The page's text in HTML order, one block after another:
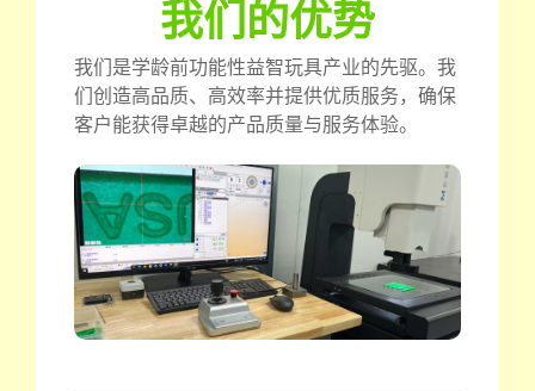
我们的优势
我们是学龄前功能性益智玩具产业的先驱。我
们创造高品质、高效率并提供优质服务，确保
客户能获得卓越的产品质量与服务体验。